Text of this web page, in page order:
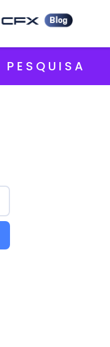
PESQUISA